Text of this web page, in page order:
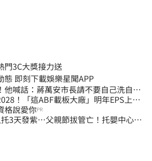
3C大獎接力送
一手掌握明星動態 即刻下載娛樂星聞APP
他喊話：蔣萬安市長請不要自己洗自己
！「這ABF載板大廠」明年EPS上看
1000元
格說愛你PR
3天發紫…父親節拔管亡！托嬰中心回9